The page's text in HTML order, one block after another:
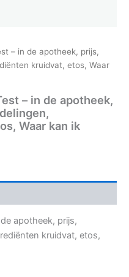
– in de apotheek, prijs,
kruidvat, etos, Waar
– in de apotheek,
Waar kan ik
apotheek, prijs,
kruidvat, etos,